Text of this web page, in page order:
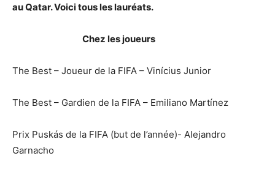
au Qatar. Voici tous les lauréats.
Chez les joueurs
The Best – Joueur de la FIFA – Vinícius Junior
The Best – Gardien de la FIFA – Emiliano Martínez
Prix Puskás de la FIFA (but de l’année)- Alejandro
Garnacho